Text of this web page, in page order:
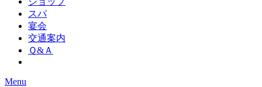
スパ
宴会
交通案内
Ｑ&Ａ
Menu